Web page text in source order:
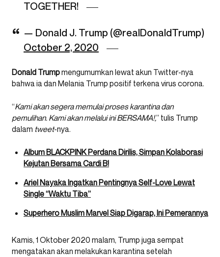
TOGETHER!
— Donald J. Trump (@realDonaldTrump)
October 2, 2020
Donald Trumpmengumumkan lewat akun Twitter-nya
bahwa ia dan Melania Trump positif terkena virus corona.
“Kami akan segera memulai proses karantina dan
pemulihan. Kami akan melalui ini BERSAMA!,” tulis Trump
dalam tweet-nya.
Album BLACKPINK Perdana Dirilis, Simpan Kolaborasi
Kejutan Bersama Cardi B!
Ariel Nayaka Ingatkan Pentingnya Self-Love Lewat
Single “Waktu Tiba”
Superhero Muslim Marvel Siap Digarap, Ini Pemerannya
Kamis, 1 Oktober 2020 malam, Trump juga sempat
mengatakan akan melakukan karantina setelah